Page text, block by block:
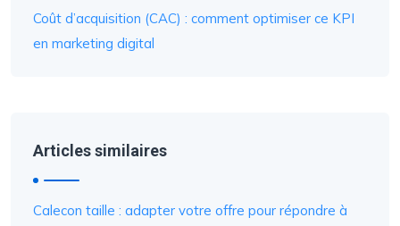
Coût d’acquisition (CAC) : comment optimiser ce KPI
en marketing digital
Articles similaires
Calecon taille : adapter votre offre pour répondre à